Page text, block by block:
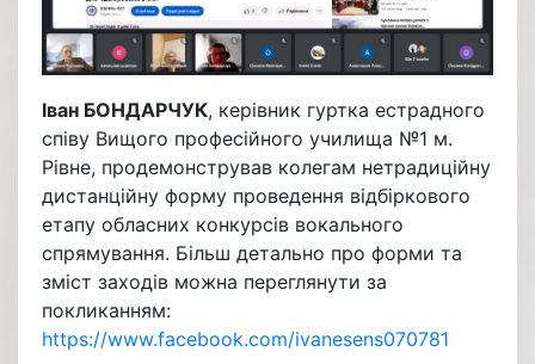
Іван БОНДАРЧУК, керівник гуртка естрадного
співу Вищого професійного училища №1 м.
Рівне, продемонстрував колегам нетрадиційну
дистанційну форму проведення відбіркового
етапу обласних конкурсів вокального
спрямування. Більш детально про форми та
зміст заходів можна переглянути за
покликанням:
https://www.facebook.com/ivanesens070781